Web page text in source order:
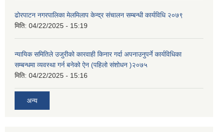
ढोरपाटन नगरपालिका मेलमिलाप केन्द्र संचालन सम्बन्धी कार्यविधि २०७९
मिति: 04/22/2025 - 15:19
न्यायिक समितिले उजुरीको कारवाही किनार गर्दा अपनाउनुपर्ने कार्यविधिका
सम्बन्धमा व्यवस्था गर्न बनेको ऐन (पहिलो संशोधन )२०७५
मिति: 04/22/2025 - 15:16
अन्य